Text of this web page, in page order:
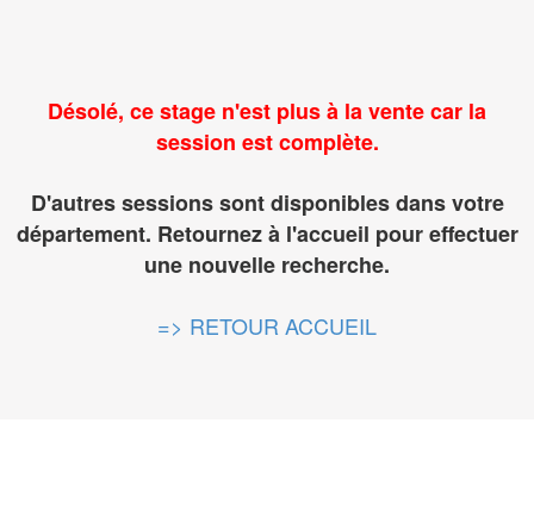
Désolé, ce stage n'est plus à la vente car la
session est complète.
D'autres sessions sont disponibles dans votre
département. Retournez à l'accueil pour effectuer
une nouvelle recherche.
=> RETOUR ACCUEIL